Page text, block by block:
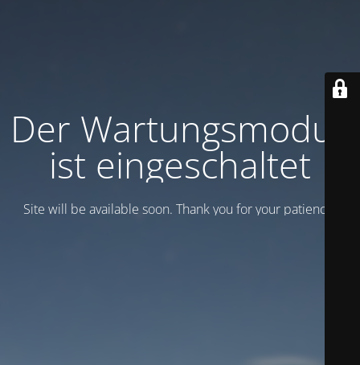
Der Wartungsmodus
ist eingeschaltet
Site will be available soon. Thank you for your patience!